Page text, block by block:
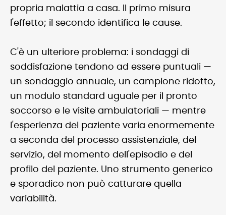
propria malattia a casa. Il primo misura
l'effetto; il secondo identifica le cause.
C'è un ulteriore problema: i sondaggi di
soddisfazione tendono ad essere puntuali —
un sondaggio annuale, un campione ridotto,
un modulo standard uguale per il pronto
soccorso e le visite ambulatoriali — mentre
l'esperienza del paziente varia enormemente
a seconda del processo assistenziale, del
servizio, del momento dell'episodio e del
profilo del paziente. Uno strumento generico
e sporadico non può catturare quella
variabilità.